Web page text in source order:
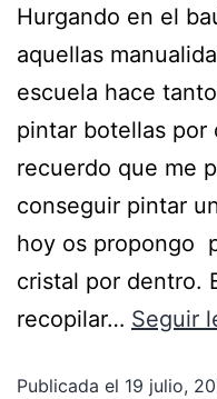
Hurgando en el
aquellas
escuela hace
pintar botellas
recuerdo que me
conseguir pintar
hoy os propongo
cristal por dentro.
recopilar… Seguir
Publicada el 19 julio,